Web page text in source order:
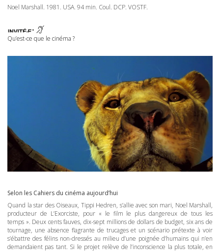
Noel Marshall. 1981. USA. 94 min. Coul. DCP. VOSTF.
Qu’est-ce que le cinéma ?
Selon les Cahiers du cinéma aujourd’hui
Quand la star des Oiseaux, Tippi Hedren, s’allie avec son mari, Noel Marshall,
producteur de L’Exorciste, pour « le film le plus dangereux de tous les
temps ». Deux cents fauves, dix-sept millions de dollars de budget, six ans de
tournage, une absence flagrante de trucages et un scénario prétexte à voir
s’ébattre des félins non-dressés au milieu d’une poignée d’humains qui n’en
demandaient pas tant. Si le projet relève de l’inconscience la plus totale, en